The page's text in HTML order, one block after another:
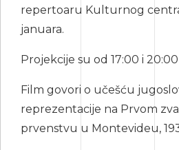
repertoaru Kulturnog
januara.
Projekcije su od 17:00 i
Film govori o učešću
reprezentacije na Prvom
prvenstvu u Montevideu,